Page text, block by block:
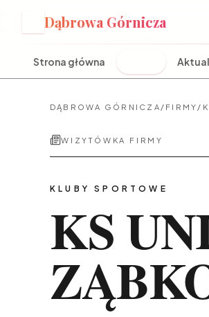
Dąbrowa Górnicza
Strona główna
DĄBROWA GÓRNICZA / FIRMY /
WIZYTÓWKA FIRMY
KLUBY SPORTOWE
KS